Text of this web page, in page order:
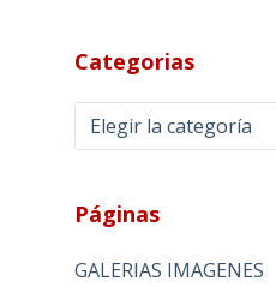
Categorias
Categorias
Páginas
GALERIAS IMAGENES